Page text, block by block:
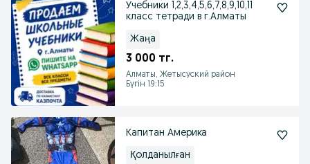
Учебники 1,2,3,4,5,6,7,8,9,10,11
класс тетради в г.Алматы
Жаңа
3 000 тг.
Алматы, Жетысуский район
Бүгін 19:15
Капитан Америка
Қолданылған